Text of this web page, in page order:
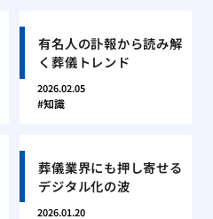
有名人の訃報から読み解
く葬儀トレンド
2026.02.05
知識
葬儀業界にも押し寄せる
デジタル化の波
2026.01.20